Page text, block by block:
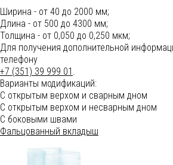
Ширина - от 40 до 2000 мм;
Длина - от 500 до 4300 мм;
Толщина - от 0,050 до 0,250 мкм;
Для получения дополнительной
телефону
+7 (351) 39 999 01 .
Варианты модификаций:
С открытым верхом и сварным дном
С открытым верхом и несварным дном
С боковыми швами
Фальцованный вкладыш